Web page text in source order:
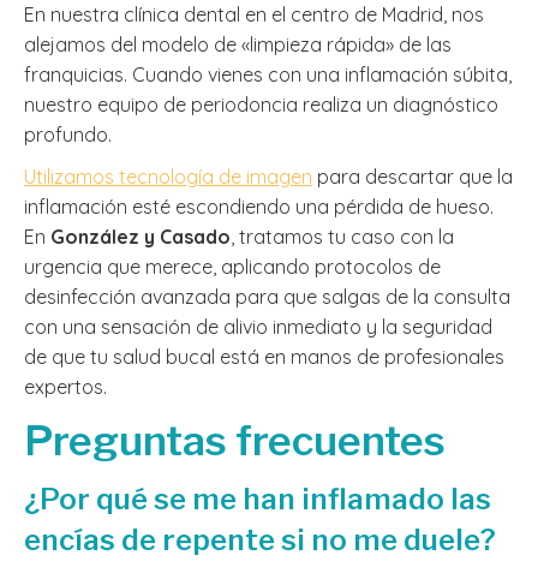
En nuestra clínica dental en el centro de Madrid, nos
alejamos del modelo de «limpieza rápida» de las
franquicias. Cuando vienes con una inflamación súbita,
nuestro equipo de periodoncia realiza un diagnóstico
profundo.
Utilizamos tecnología de imagen para descartar que la
inflamación esté escondiendo una pérdida de hueso.
En González y Casado , tratamos tu caso con la
urgencia que merece, aplicando protocolos de
desinfección avanzada para que salgas de la consulta
con una sensación de alivio inmediato y la seguridad
de que tu salud bucal está en manos de profesionales
expertos.
Preguntas frecuentes
¿Por qué se me han inflamado las
encías de repente si no me duele?